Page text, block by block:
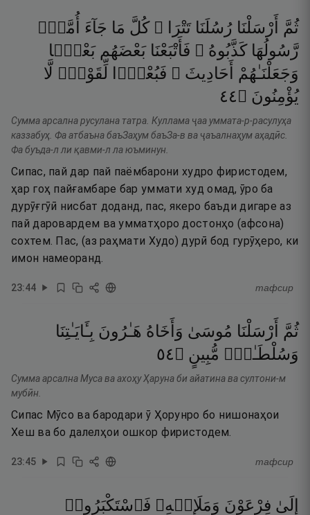
ثُمَّ أَرْسَلْنَا رُسُلَنَا تَتْرَا ۖ كُلَّ مَا جَآءَ
أُمَّةًۭ
رَّسُولُهَا كَذَّبُوهُ ۚ فَأَتْبَعْنَا بَعْضَهُم بَعْضًۭا
وَجَعَلْنَـٰهُمْ
أَحَادِيثَ ۚ فَبُعْدًۭا لِّقَوْمٍۢ لَّا
يُؤْمِنُونَ ۝٤٤
Сумма арсална русулана татра. Куллама ҷаа уммата-р-расулуҳа
каззабуҳ. Фа атбаъна баъЗаҳум баъЗа-в ва ҷаъалнаҳум аҳадӣс.
Фа буъда-л ли қавми-л ла юъминун.
Сипас, пай дар пай паёмбарони худро фиристодем,
ҳар гоҳ пайғамбаре бар уммати худ омад, ӯро ба
дурӯғгӯӣ нисбат доданд, пас, якеро баъди дигаре аз
пай даровардем ва умматҳоро достонҳо (афсона)
сохтем. Пас, (аз раҳмати Худо) дурӣ бод гурӯҳеро, ки
имон намеоранд.
23:44 тафсир
ثُمَّ أَرْسَلْنَا مُوسَىٰ وَأَخَاهُ هَـٰرُونَ بِـَٔايَـٰتِنَا
وَسُلْطَـٰنٍۢ مُّبِينٍ ۝٤٥
Сумма арсална Муса ва ахоҳу Ҳаруна би айатина ва султони-м
мубӣн.
Сипас Мӯсо ва бародари ӯ Ҳорунро бо нишонаҳои
Хеш ва бо далелҳои ошкор фиристодем.
23:45 тафсир
إِلَىٰ فِرْعَوْنَ وَمَلَإِي۟هِۦ فَٱسْتَكْبَرُوا۟